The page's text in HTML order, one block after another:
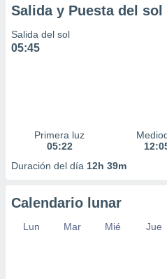
Salida y Puesta del sol
Salida del sol
05:45
Primera luz
05:22
Duración del día 12h 39m
Calendario lunar
Lun Mar Mié Jue